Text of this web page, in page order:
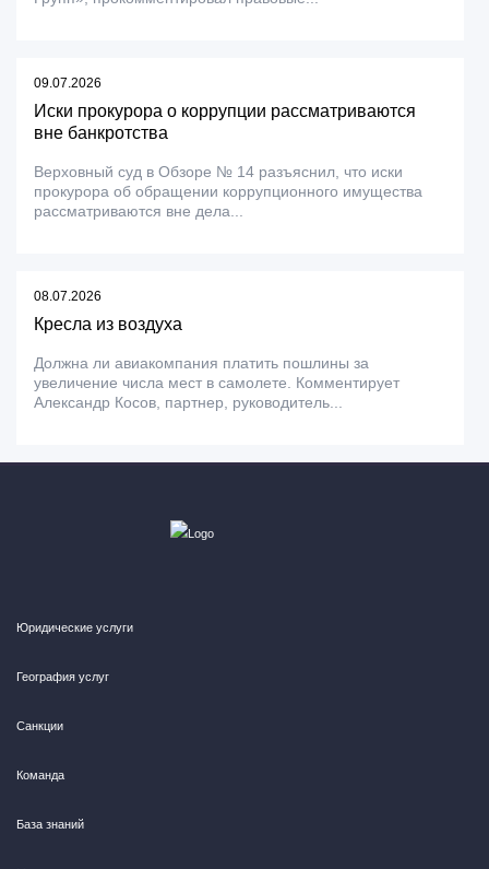
09.07.2026
Иски прокурора о коррупции рассматриваются
вне банкротства
Верховный суд в Обзоре № 14 разъяснил, что иски
прокурора об обращении коррупционного имущества
рассматриваются вне дела...
08.07.2026
Кресла из воздуха
Должна ли авиакомпания платить пошлины за
увеличение числа мест в самолете. Комментирует
Александр Косов, партнер, руководитель...
Юридические услуги
География услуг
Санкции
Команда
База знаний